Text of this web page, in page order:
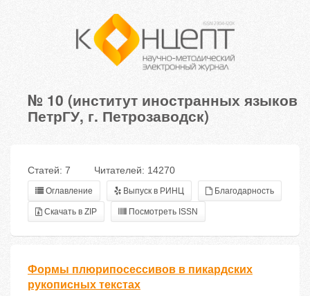
№ 10 (институт иностранных языков
ПетрГУ, г. Петрозаводск)
Статей: 7 Читателей: 14270
Оглавление Выпуск в РИНЦ Благодарность
Скачать в ZIP Посмотреть ISSN
Формы плюрипосессивов в пикардских
рукописных текстах